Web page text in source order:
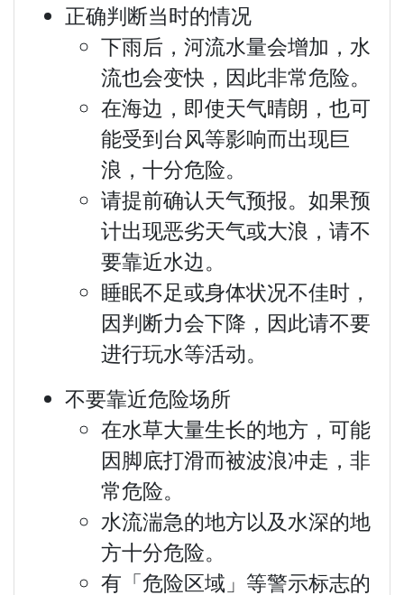
正确判断当时的情况
下雨后，河流水量会增加，水
流也会变快，因此非常危险。
在海边，即使天气晴朗，也可
能受到台风等影响而出现巨
浪，十分危险。
请提前确认天气预报。如果预
计出现恶劣天气或大浪，请不
要靠近水边。
睡眠不足或身体状况不佳时，
因判断力会下降，因此请不要
进行玩水等活动。
不要靠近危险场所
在水草大量生长的地方，可能
因脚底打滑而被波浪冲走，非
常危险。
水流湍急的地方以及水深的地
方十分危险。
有「危险区域」等警示标志的